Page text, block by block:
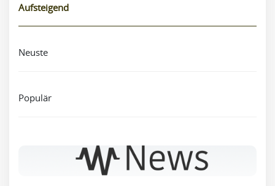
Aufsteigend
Neuste
Populär